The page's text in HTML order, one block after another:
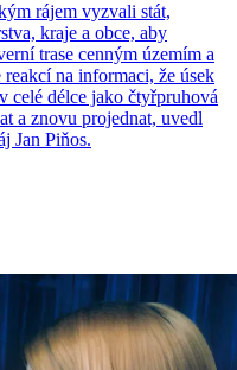
rájem vyzvali stát,
kraje a obce, aby
trase cenným územím a
na informaci, že úsek
celé délce jako čtyřpruhová
a znovu projednat, uvedl
Jan Piňos.